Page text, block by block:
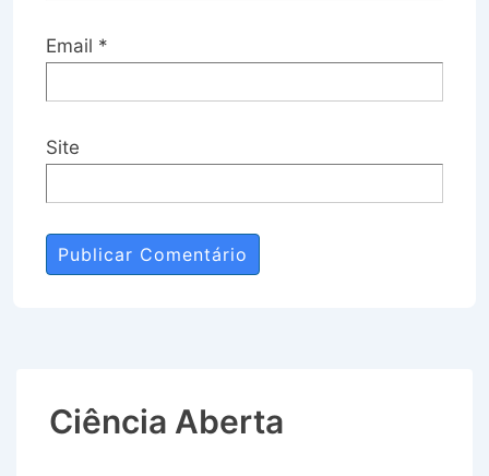
Email *
Site
Ciência Aberta